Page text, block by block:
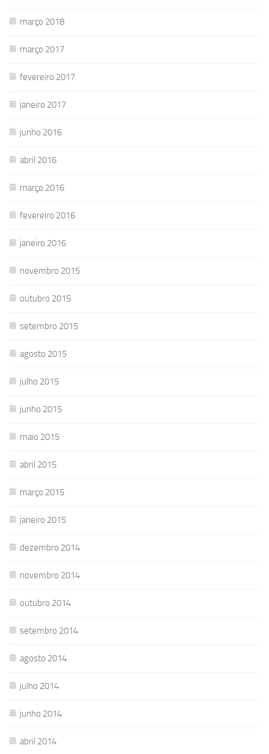
março 2018
março 2017
fevereiro 2017
janeiro 2017
junho 2016
abril 2016
março 2016
fevereiro 2016
janeiro 2016
novembro 2015
outubro 2015
setembro 2015
agosto 2015
julho 2015
junho 2015
maio 2015
abril 2015
março 2015
janeiro 2015
dezembro 2014
novembro 2014
outubro 2014
setembro 2014
agosto 2014
julho 2014
junho 2014
abril 2014